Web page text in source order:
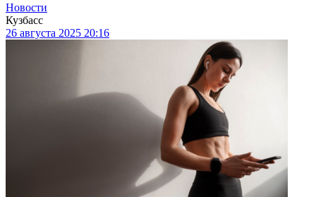
Новости
Кузбасс
26 августа 2025 20:16